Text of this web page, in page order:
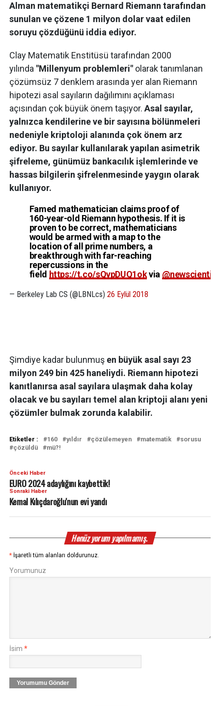
Alman matematikçi Bernard Riemann tarafından
sunulan ve çözene 1 milyon dolar vaat edilen
soruyu çözdüğünü iddia ediyor.
Clay Matematik Enstitüsü tarafından 2000
yılında "Millenyum problemleri"olarak tanımlanan
çözümsüz 7 denklem arasında yer alan Riemann
hipotezi asal sayıların dağılımını açıklaması
açısından çok büyük önem taşıyor. Asal sayılar,
yalnızca kendilerine ve bir sayısına bölünmeleri
nedeniyle kriptoloji alanında çok önem arz
ediyor. Bu sayılar kullanılarak yapılan asimetrik
şifreleme, günümüz bankacılık işlemlerinde ve
hassas bilgilerin şifrelenmesinde yaygın olarak
kullanıyor.
Famed mathematician claims proof of
160-year-old Riemann hypothesis. If it is
proven to be correct, mathematicians
would be armed with a map to the
location of all prime numbers, a
breakthrough with far-reaching
repercussions in the
field https://t.co/sQvpDUQ1okvia @newscientist
— Berkeley Lab CS (@LBNLcs) 26 Eylül 2018
Şimdiye kadar bulunmuş en büyük asal sayı 23
milyon 249 bin 425 haneliydi. Riemann hipotezi
kanıtlanırsa asal sayılara ulaşmak daha kolay
olacak ve bu sayıları temel alan kriptoji alanı yeni
çözümler bulmak zorunda kalabilir.
Etiketler : 160 yıldır çözülemeyen matematik
sorusu
çözüldü
mü?!
Önceki Haber
EURO 2024 adaylığını kaybettik!
Sonraki Haber
Kemal Kılıçdaroğlu'nun evi yandı
Henüz yorum yapılmamış.
* İşaretli tüm alanları doldurunuz.
Yorumunuz
İsim *
Yorumumu Gönder